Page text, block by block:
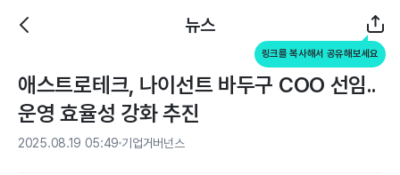
뉴스
링크를 복사해서 공유해보세요
애스트로테크, 나이선트 바두구 COO 선임..
운영 효율성 강화 추진
2025.08.19 05:49 기업거버넌스